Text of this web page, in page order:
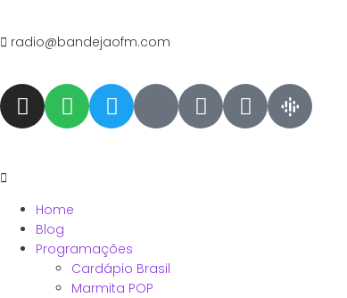
radio@bandejaofm.com
Home
Blog
Programações
Cardápio Brasil
Marmita POP